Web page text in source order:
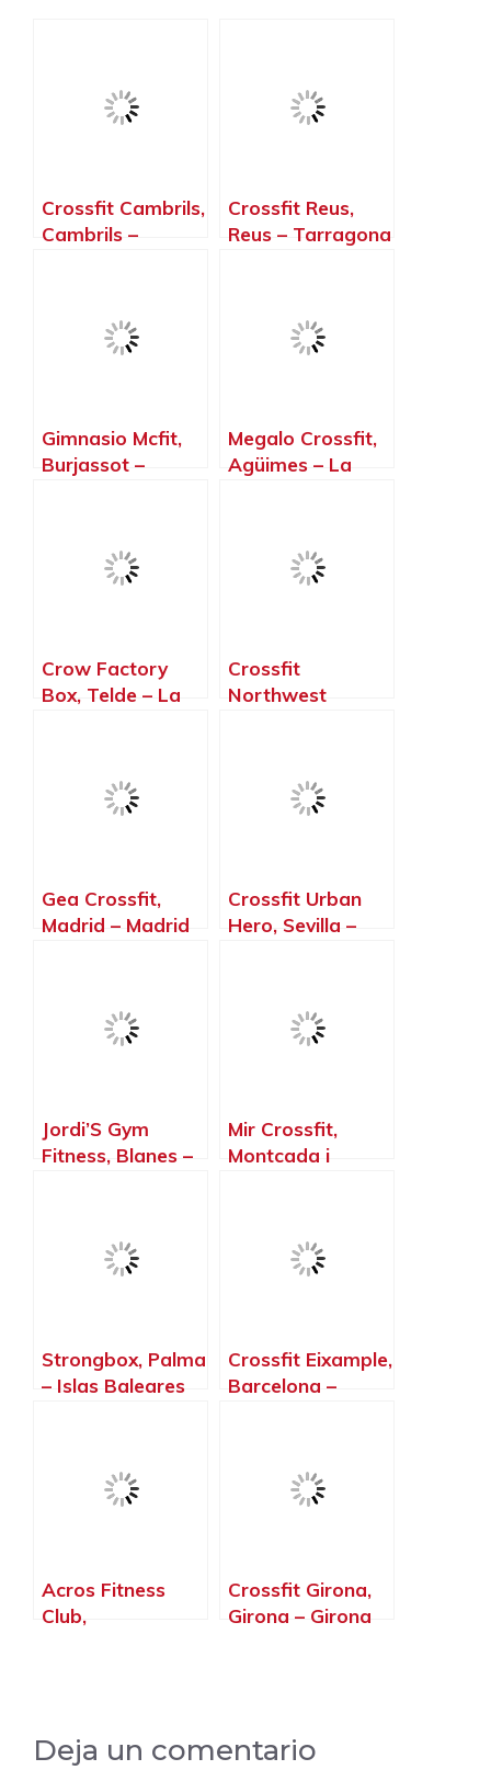
Crossfit Cambrils,
Cambrils –
Crossfit Reus,
Reus – Tarragona
Gimnasio Mcfit,
Burjassot –
Megalo Crossfit,
Agüimes – La
Crow Factory
Box, Telde – La
Crossfit
Northwest
Gea Crossfit,
Madrid – Madrid
Crossfit Urban
Hero, Sevilla –
Jordi’S Gym
Fitness, Blanes –
Mir Crossfit,
Montcada i
Strongbox, Palma
– Islas Baleares
Crossfit Eixample,
Barcelona –
Acros Fitness
Club,
Crossfit Girona,
Girona – Girona
Deja un comentario